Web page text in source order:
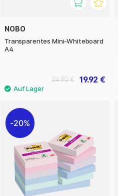
NOBO
Transparentes Mini-Whiteboard
A4
19.92 €
24.90 €
20%